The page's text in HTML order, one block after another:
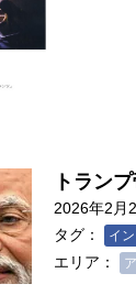
トラン
2026年2月
タグ：
イ
エリア：